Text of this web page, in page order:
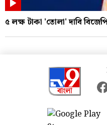
৫ লক্ষ টাকা 'তোলা' দাবি